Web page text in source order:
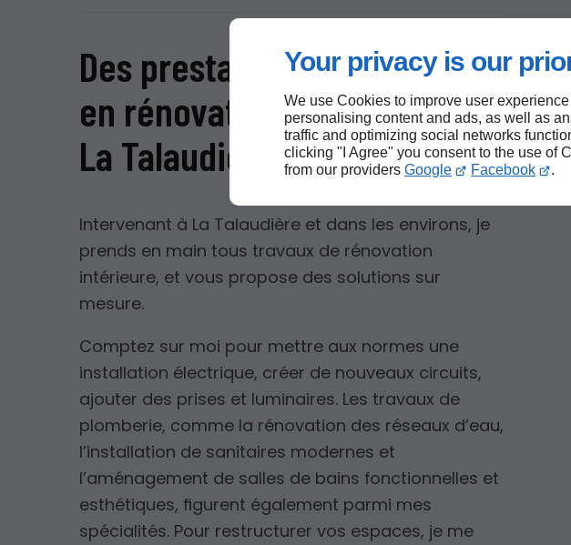
Your privacy is our
We use Cookies to improve user
personalising content and ads, as well as
traffic and optimizing social networks
clicking "I Agree" you consent to the use of
from our providers Google Facebook .
Des prestations complètes
en rénovation intérieure à
La Talaudière
Intervenant à La Talaudière et dans les environs, je
prends en main tous travaux de rénovation
intérieure, et vous propose des solutions sur
mesure.
Comptez sur moi pour mettre aux normes une
installation électrique, créer de nouveaux circuits,
ajouter des prises et luminaires. Les travaux de
plomberie, comme la rénovation des réseaux d’eau,
l’installation de sanitaires modernes et
l’aménagement de salles de bains fonctionnelles et
esthétiques, figurent également parmi mes
spécialités. Pour restructurer vos espaces, je me